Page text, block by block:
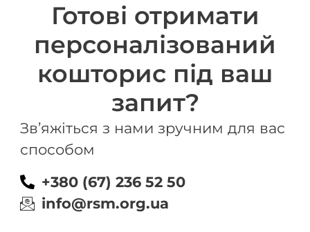
Готові отримати
персоналізований
кошторис під ваш
запит?
Зв’яжіться з нами зручним для вас
способом
+380 (67) 236 52 50
info@rsm.org.ua